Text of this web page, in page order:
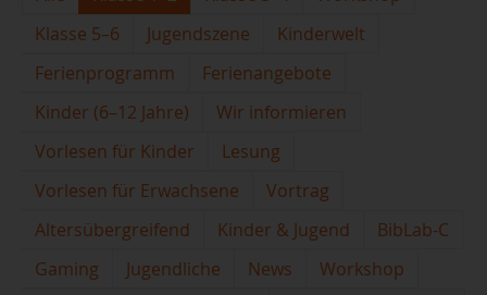
Klasse 5–6
Jugendszene
Kinderwelt
Ferienprogramm
Ferienangebote
Kinder (6–12 Jahre)
Wir informieren
Vorlesen für Kinder
Lesung
Vorlesen für Erwachsene
Vortrag
Altersübergreifend
Kinder & Jugend
BibLab-C
Gaming
Jugendliche News
Workshop